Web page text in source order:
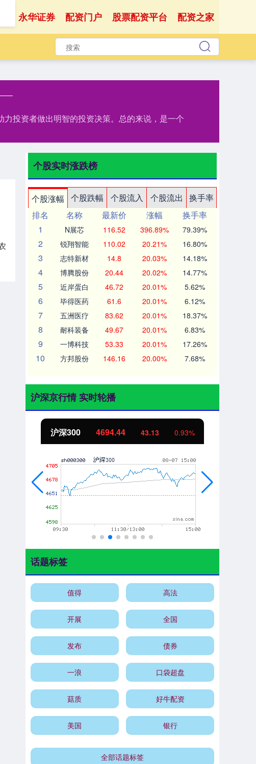
永华证券 配资门户 股票配资平台 配资之家
投资者做出明智的投资决策。总的来说，是一个
个股实时涨跌榜
个股涨幅 个股跌幅 个股流入 个股流出
换手率
排名
名称 最新价 涨幅
换手率
1
N展芯 116.52 396.89% 79.39%
2 锐翔智能 110.02 20.21% 16.80%
3 志特新材 14.8 20.03% 14.18%
4 博腾股份 20.44 20.02% 14.77%
5 近岸蛋白 46.72 20.01% 5.62%
6 毕得医药 61.6 20.01% 6.12%
7 五洲医疗 83.62 20.01% 18.37%
8 耐科装备 49.67 20.01% 6.83%
9 一博科技 53.33 20.01% 17.26%
10 方邦股份 146.16 20.00% 7.68%
沪深京行情 实时轮播
沪深300 4694.44 43.13 0.93%
话题标签
值得 高法
开展 全国
发布 债券
一浪 口袋超盘
菇质 好牛配资
美国 银行
全部话题标签